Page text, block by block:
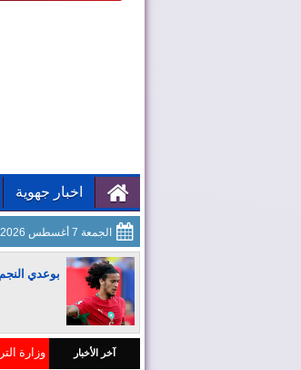
اخبار جهوية
الجمعة 7 أغسطس 2026 م - 22 صفر 1448 هـ
بوعدي
المغرب آخر الأخبار
المغرب